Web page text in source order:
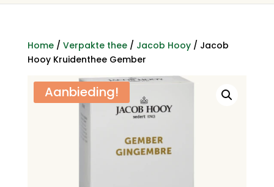
Home/ Verpakte thee/ Jacob Hooy/ Jacob
Hooy Kruidenthee Gember
Aanbieding!